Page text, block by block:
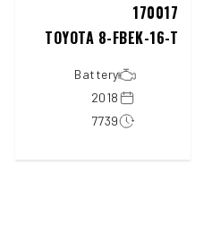
170017
TOYOTA 8-FBEK-16-T
Battery
2018
7739